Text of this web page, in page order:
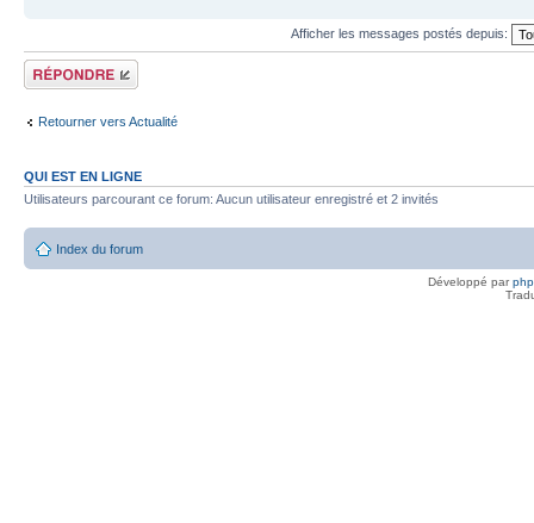
Afficher les messages postés depuis:
Répondre
Retourner vers Actualité
QUI EST EN LIGNE
Utilisateurs parcourant ce forum: Aucun utilisateur enregistré et 2 invités
Index du forum
Développé par